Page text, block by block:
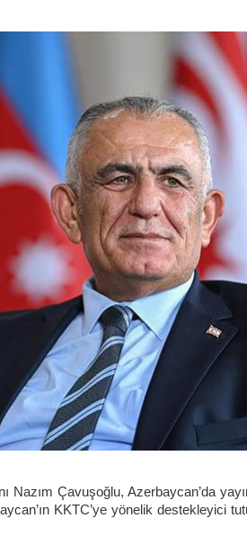
Nazım Çavuşoğlu, Azerbaycan’da
KKTC’ye yönelik destekleyici